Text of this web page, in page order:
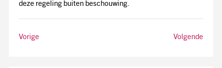
deze regeling buiten beschouwing.
Vorige Volgende